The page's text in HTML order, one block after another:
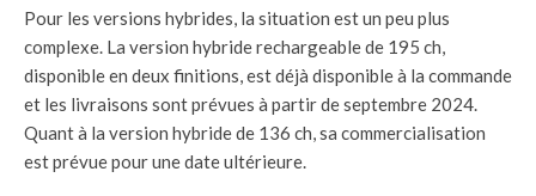
Pour les versions hybrides, la situation est un peu plus
complexe. La version hybride rechargeable de 195 ch,
disponible en deux finitions, est déjà disponible à la commande
et les livraisons sont prévues à partir de septembre 2024.
Quant à la version hybride de 136 ch, sa commercialisation
est prévue pour une date ultérieure.